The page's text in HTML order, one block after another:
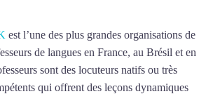
est l’une des plus grandes organisations de
de langues en France, au Brésil et en
sont des locuteurs natifs ou très
qui offrent des leçons dynamiques